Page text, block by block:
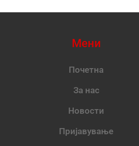
Мени
Почетна
За нас
Новости
Пријавување